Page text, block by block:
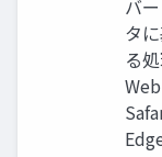
バ
タ
る